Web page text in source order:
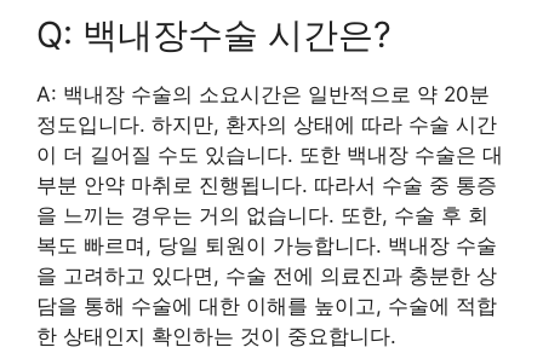
Q: 백내장수술 시간은?
A: 백내장 수술의 소요시간은 일반적으로 약 20분
정도입니다. 하지만, 환자의 상태에 따라 수술 시간
이 더 길어질 수도 있습니다. 또한 백내장 수술은 대
부분 안약 마취로 진행됩니다. 따라서 수술 중 통증
을 느끼는 경우는 거의 없습니다. 또한, 수술 후 회
복도 빠르며, 당일 퇴원이 가능합니다. 백내장 수술
을 고려하고 있다면, 수술 전에 의료진과 충분한 상
담을 통해 수술에 대한 이해를 높이고, 수술에 적합
한 상태인지 확인하는 것이 중요합니다.